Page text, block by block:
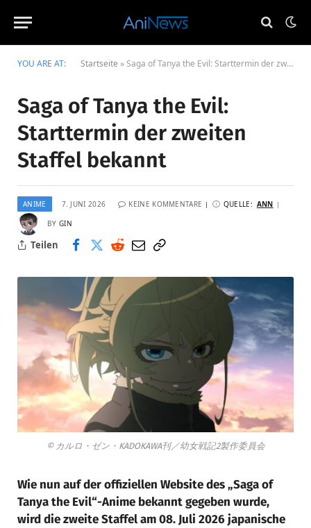
YOU ARE AT: Startseite »Saga of Tanya the Evil: Starttermin der zweiten Staffel bekannt
Saga of Tanya the Evil:
Starttermin der zweiten
Staffel bekannt
ANIME 7. JUNI 2026 KEINE KOMMENTARE QUELLE: ANN
BY GIN
Teilen
© カルロ・ゼン・KADOKAWA刊／幼女戦記2製作委員会
Wie nun auf der offiziellen Website des „Saga of
Tanya the Evil“-Anime bekannt gegeben wurde,
wird die zweite Staffel am 08. Juli 2026 japanische